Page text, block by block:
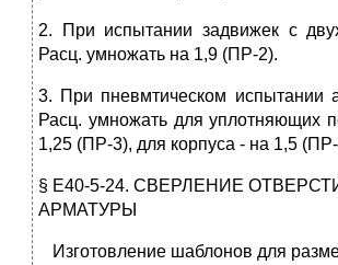
2. При испытании задвижек с
Расц. умножать на 1,9 (ПР-2).
3. При пневмтическом испытании
Расц. умножать для уплотняющих
1,25 (ПР-3), для корпуса - на 1,5
§ Е40-5-24. СВЕРЛЕНИЕ
АРМАТУРЫ
Изготовление шаблонов для